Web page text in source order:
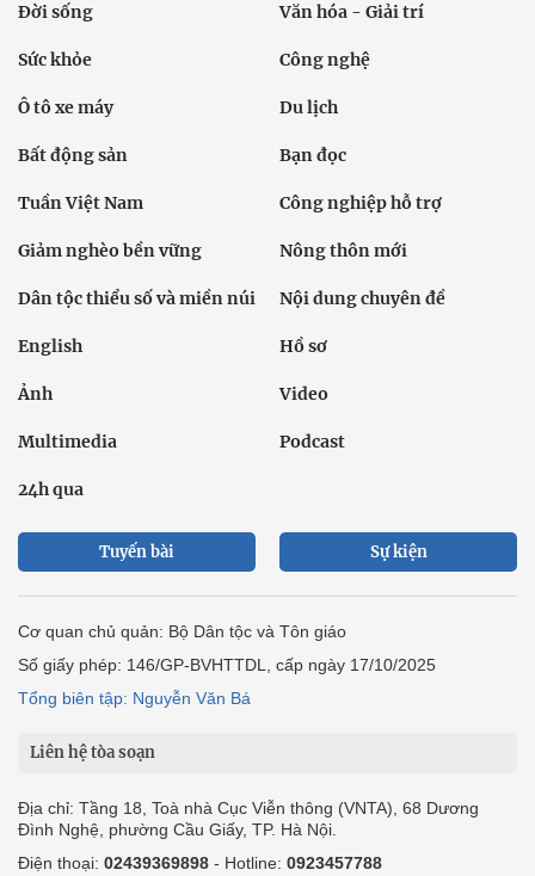
Đời sống Văn hóa - Giải trí
Sức khỏe Công nghệ
Ô tô xe máy Du lịch
Bất động sản Bạn đọc
Tuần Việt Nam Công nghiệp hỗ trợ
Giảm nghèo bền vững Nông thôn mới
Dân tộc thiểu số và miền núi Nội dung chuyên đề
English Hồ sơ
Ảnh Video
Multimedia Podcast
24h qua
Tuyến bài Sự kiện
Cơ quan chủ quản: Bộ Dân tộc và Tôn giáo
Số giấy phép: 146/GP-BVHTTDL, cấp ngày 17/10/2025
Tổng biên tập: Nguyễn Văn Bá
Liên hệ tòa soạn
Địa chỉ: Tầng 18, Toà nhà Cục Viễn thông (VNTA), 68 Dương
Đình Nghệ, phường Cầu Giấy, TP. Hà Nội.
Điện thoại: 02439369898 - Hotline: 0923457788